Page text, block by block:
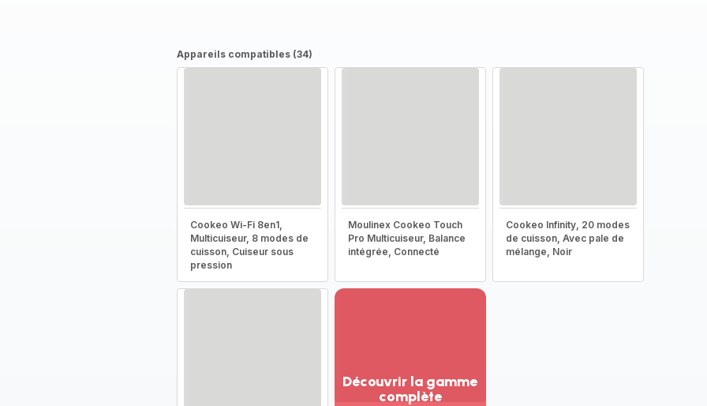
Appareils compatibles (34)
Cookeo Wi-Fi 8en1,
Multicuiseur, 8 modes de
cuisson, Cuiseur sous
pression
Moulinex Cookeo Touch
Pro Multicuiseur, Balance
intégrée, Connecté
Cookeo Infinity, 20 modes
de cuisson, Avec pale de
mélange, Noir
Découvrir la gamme
complète